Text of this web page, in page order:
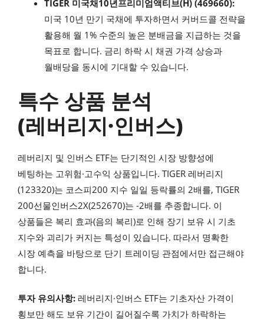
TIGER 미국채10년프리미엄액티브(H) (469660):
미국 10년 만기 국채에 투자하면서 커버드콜 전략을
활용해 월 1% 수준의 높은 분배금을 지급하는 것을
목표로 합니다. 금리 하락 시 채권 가격 상승과
월배당을 동시에 기대할 수 있습니다.
특수 상품 분석
(레버리지·인버스)
레버리지 및 인버스 ETF는 단기적인 시장 방향성에
베팅하는 고위험·고수익 상품입니다. TIGER 레버리지
(123320)는 코스피200 지수 일일 등락률의 2배를, TIGER
200선물인버스2X(252670)는 -2배를 추종합니다. 이
상품들은 복리 효과(음의 복리)로 인해 장기 보유 시 기초
지수와 괴리가 커지는 특성이 있습니다. 따라서 명확한
시장 예측을 바탕으로 단기 트레이딩 관점에서만 접근해야
합니다.
투자 유의사항: 레버리지·인버스 ETF는 기초자산 가격이
횡보만 해도 보유 기간이 길어질수록 가치가 하락하는